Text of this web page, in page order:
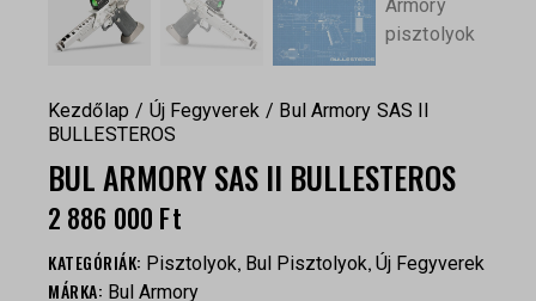
Kezdőlap Új Fegyverek
Bul Armory SAS II
BULLESTEROS
BUL ARMORY SAS II BULLESTEROS
2 886 000 Ft
KATEGÓRIÁK: Pisztolyok, Bul Pisztolyok, Új Fegyverek
MÁRKA: Bul Armory